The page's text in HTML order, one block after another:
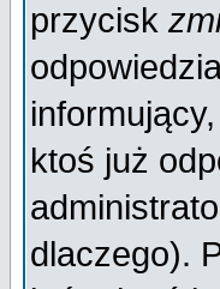
przycisk
ktoś już
dlaczego).